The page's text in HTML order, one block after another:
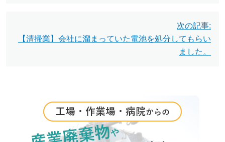
ゲ
次の記事:
【清掃業】会社に溜まっていた電池を処分してもらい
ました。